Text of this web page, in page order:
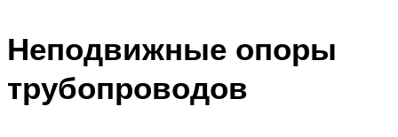
Неподвижные опоры
трубопроводов